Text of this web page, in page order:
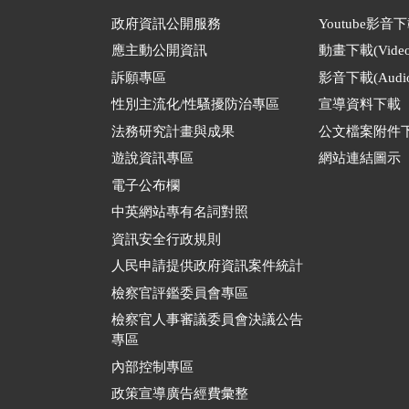
政府資訊公開服務
應主動公開資訊
訴願專區
性別主流化/性騷擾防治專區
法務研究計畫與成果
遊說資訊專區
電子公布欄
中英網站專有名詞對照
資訊安全行政規則
人民申請提供政府資訊案件統計
檢察官評鑑委員會專區
檢察官人事審議委員會決議公告
專區
內部控制專區
政策宣導廣告經費彙整
Youtube影音
動畫下載
影音下載
宣導資料下載
公文檔案附件
網站連結圖示